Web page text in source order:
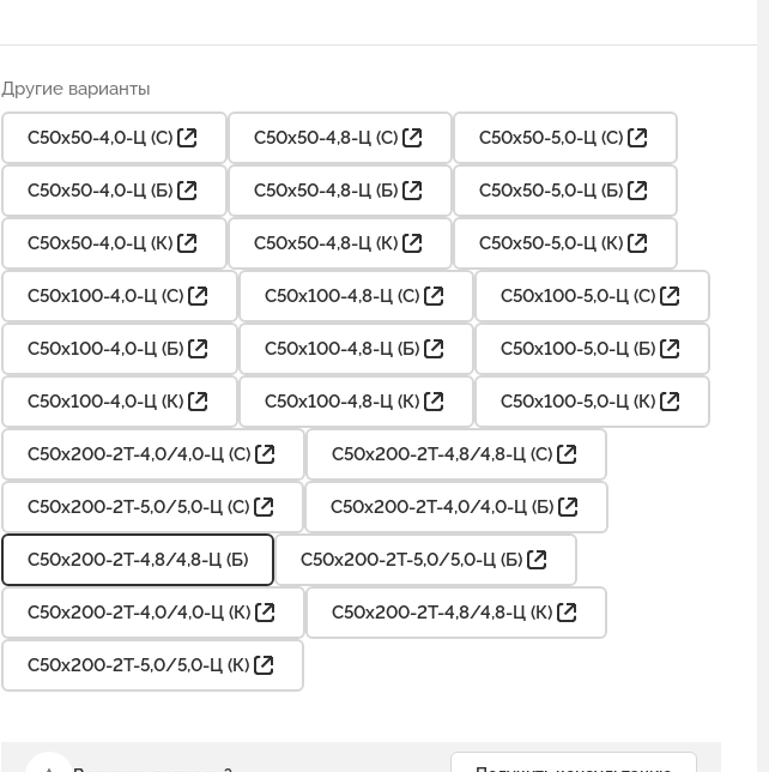
Другие варианты
С50х50-4,0-Ц (С) С50х50-4,8-Ц (С) С50х50-5,0-Ц (С)
С50х50-4,0-Ц (Б) С50х50-4,8-Ц (Б) С50х50-5,0-Ц (Б)
С50х50-4,0-Ц (К) С50х50-4,8-Ц (К) С50х50-5,0-Ц (К)
С50х100-4,0-Ц (С) С50х100-4,8-Ц (С) С50х100-5,0-Ц (С)
С50х100-4,0-Ц (Б) С50х100-4,8-Ц (Б) С50х100-5,0-Ц (Б)
С50х100-4,0-Ц (К) С50х100-4,8-Ц (К) С50х100-5,0-Ц (К)
С50х200-2Т-4,0/4,0-Ц (С) С50х200-2Т-4,8/4,8-Ц (С)
С50х200-2Т-5,0/5,0-Ц (С) С50х200-2Т-4,0/4,0-Ц (Б)
С50х200-2Т-4,8/4,8-Ц (Б) С50х200-2Т-5,0/5,0-Ц (Б)
С50х200-2Т-4,0/4,0-Ц (К) С50х200-2Т-4,8/4,8-Ц (К)
С50х200-2Т-5,0/5,0-Ц (К)